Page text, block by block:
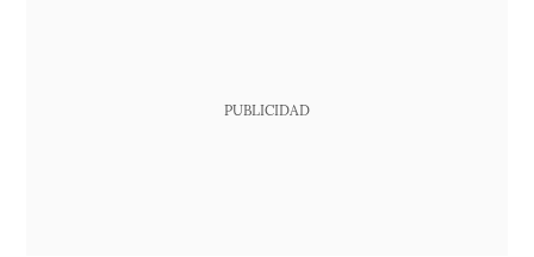
PUBLICIDAD